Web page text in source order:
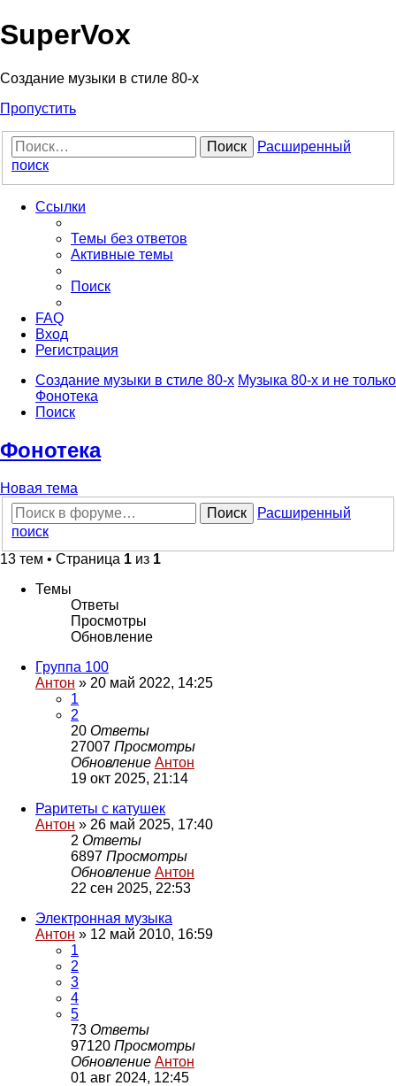
Регистрация
SuperVox
Создание музыки в стиле 80-х
Пропустить
Поиск
Расширенный
поиск
Ссылки
Темы без ответов
Активные темы
Поиск
FAQ
Вход
Регистрация
Создание музыки в стиле 80-х Музыка 80-х и не только
Фонотека
Поиск
Фонотека
Новая
тема
Новая тема
Поиск
Расширенный
поиск
13 тем • Страница 1 из 1
Темы
Ответы
Просмотры
Обновление
Группа 100
Антон » 20 май 2022, 14:25
1
2
20 Ответы
27007 Просмотры
Обновление Антон
19 окт 2025, 21:14
Раритеты с катушек
Антон » 26 май 2025, 17:40
2 Ответы
6897 Просмотры
Обновление Антон
22 сен 2025, 22:53
Электронная музыка
Антон » 12 май 2010, 16:59
1
2
3
4
5
73 Ответы
97120 Просмотры
Обновление Антон
01 авг 2024, 12:45